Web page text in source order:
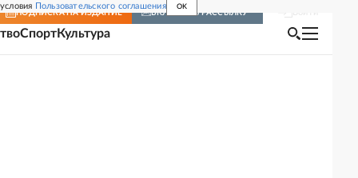
Пользовательского соглашения OK
ПОДПИСКА НА ИЗДАНИЕ ВКЛЮЧИТЬ РАССЫЛКУ
СпортКультура